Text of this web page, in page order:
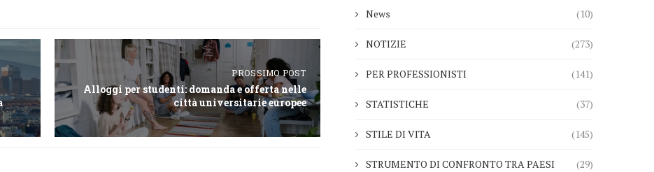
PROSSIMO POST
Alloggi per studenti: domanda e offerta nelle
città universitarie europee
News (10)
NOTIZIE (273)
PER PROFESSIONISTI (141)
STATISTICHE (37)
STILE DI VITA (145)
STRUMENTO DI CONFRONTO TRA PAESI (29)